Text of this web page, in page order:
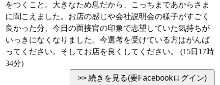
をつくこと。大きなため息だから、こっちまであからさま
に聞こえました。お店の感じや会社説明会の様子がすごく
良かった分、今日の面接官の印象で志望していた気持ちが
いっきになくなりました。今選考を受けている方はがんば
ってください。そしてお店を良くしてください。 (15日17時
34分)